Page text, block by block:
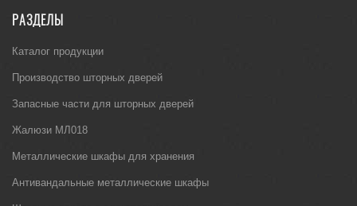
РАЗДЕЛЫ
Каталог продукции
Производство шторных дверей
Запасные части для шторных дверей
Жалюзи МЛ018
Металлические шкафы для хранения
Антивандальные металлические шкафы